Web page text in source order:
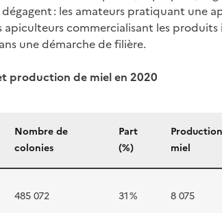
: les amateurs pratiquant une
commercialisant les produits
une démarche de filière.
production de miel en 2020
Nombre de
colonies
Part
(%)
miel
485 072 31 % 8 075